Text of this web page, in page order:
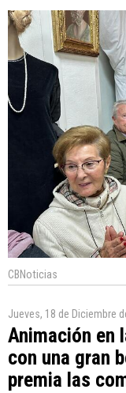
CBNoticias
Jueves, 18 de Diciembre
Animación en
con una gran
premia las